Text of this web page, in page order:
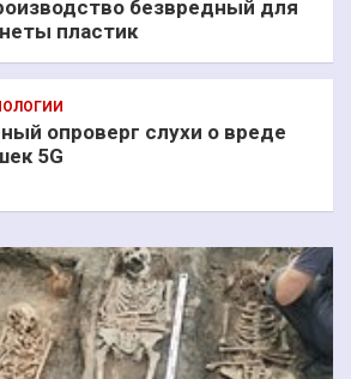
безвредный для
пластик
опроверг слухи о вреде
5G